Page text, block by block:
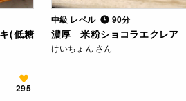
(低糖
295
中級 レベル 90分
濃厚 米粉ショコラエクレア
けいちょん さん